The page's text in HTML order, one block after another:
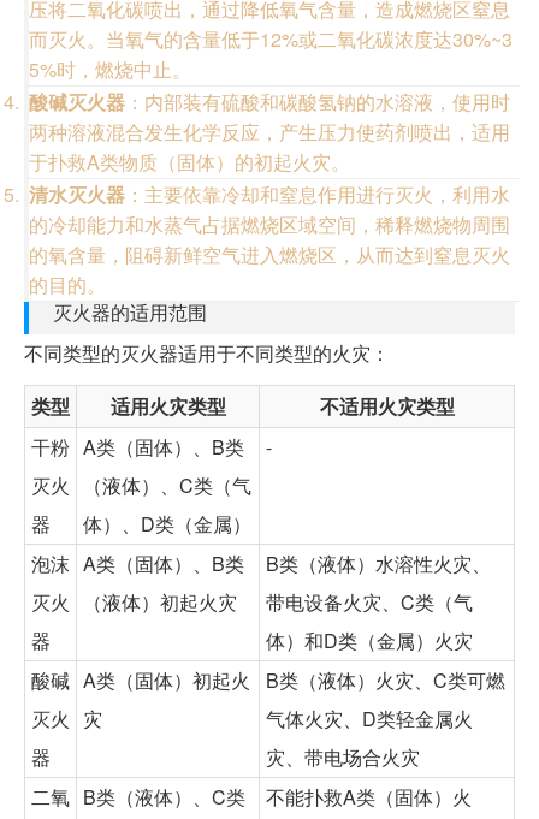
压将二氧化碳喷出，通过降低氧气含量，造成燃烧区窒息
而灭火。当氧气的含量低于12%或二氧化碳浓度达30%~3
5%时，燃烧中止。
酸碱灭火器 ：内部装有硫酸和碳酸氢钠的水溶液，使用时
两种溶液混合发生化学反应，产生压力使药剂喷出，适用
于扑救A类物质（固体）的初起火灾。
清水灭火器 ：主要依靠冷却和窒息作用进行灭火，利用水
的冷却能力和水蒸气占据燃烧区域空间，稀释燃烧物周围
的氧含量，阻碍新鲜空气进入燃烧区，从而达到窒息灭火
的目的。
灭火器的适用范围
不同类型的灭火器适用于不同类型的火灾：
类型
适用火灾类型
不适用火灾类型
干粉
灭火
器
A类（固体）、B类
（液体）、C类（气
体）、D类（金属）
-
泡沫
灭火
器
A类（固体）、B类
（液体）初起火灾
B类（液体）水溶性火灾、
带电设备火灾、C类（气
体）和D类（金属）火灾
酸碱
灭火
器
A类（固体）初起火
灾
B类（液体）火灾、C类可燃
气体火灾、D类轻金属火
灾、带电场合火灾
二氧 B类（液体）、C类
不能扑救A类（固体）火